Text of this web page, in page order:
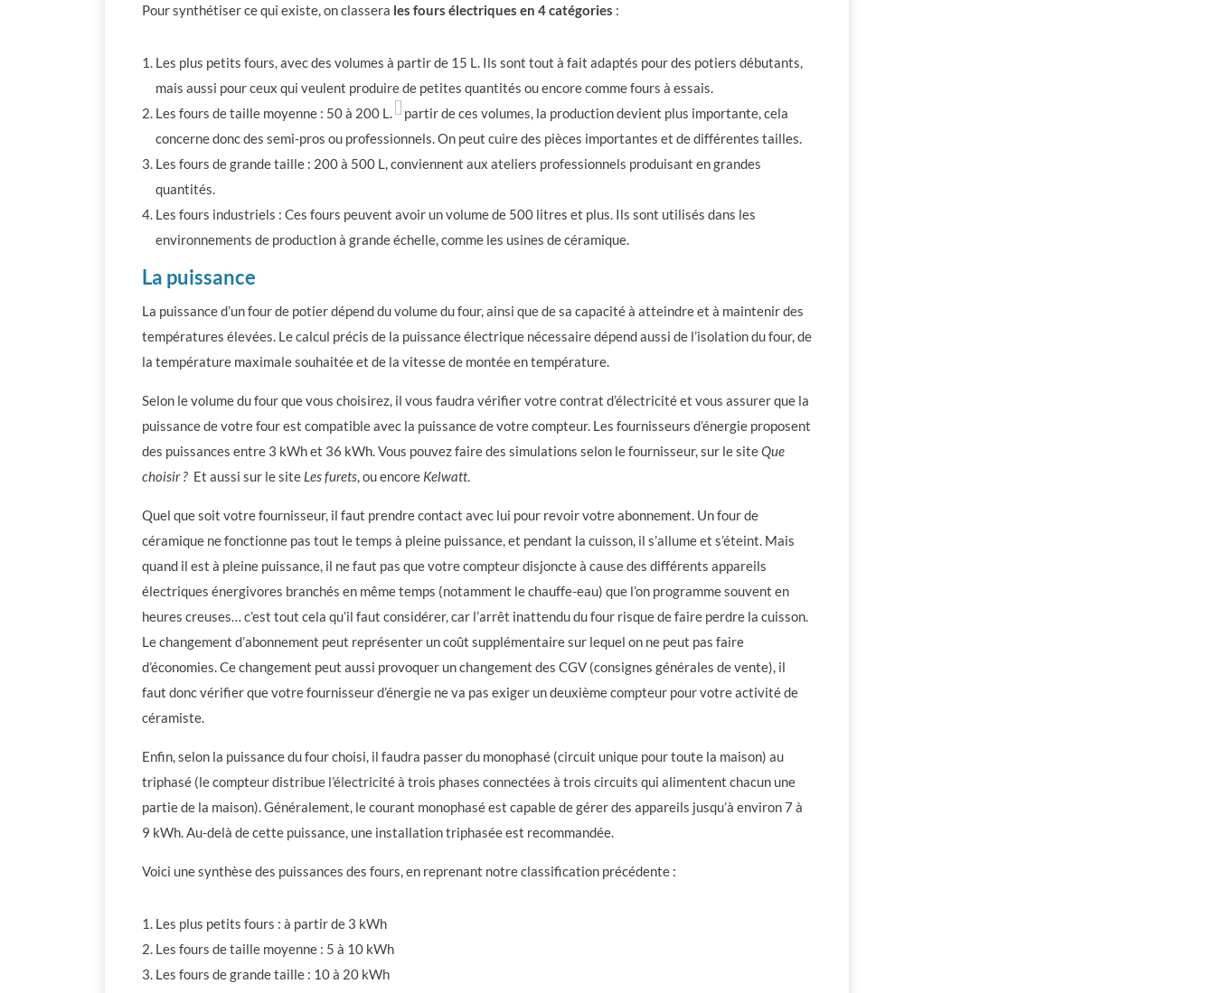
Pour synthétiser ce qui existe, on classera les fours électriques en 4 catégories :
Les plus petits fours, avec des volumes à partir de 15 L. Ils sont tout à fait adaptés pour des potiers débutants,
mais aussi pour ceux qui veulent produire de petites quantités ou encore comme fours à essais.
Les fours de taille moyenne : 50 à 200 L. partir de ces volumes, la production devient plus importante, cela
concerne donc des semi-pros ou professionnels. On peut cuire des pièces importantes et de différentes tailles.
Les fours de grande taille : 200 à 500 L, conviennent aux ateliers professionnels produisant en grandes
quantités.
Les fours industriels : Ces fours peuvent avoir un volume de 500 litres et plus. Ils sont utilisés dans les
environnements de production à grande échelle, comme les usines de céramique.
La puissance
La puissance d’un four de potier dépend du volume du four, ainsi que de sa capacité à atteindre et à maintenir des
températures élevées. Le calcul précis de la puissance électrique nécessaire dépend aussi de l’isolation du four, de
la température maximale souhaitée et de la vitesse de montée en température.
Selon le volume du four que vous choisirez, il vous faudra vérifier votre contrat d’électricité et vous assurer que la
puissance de votre four est compatible avec la puissance de votre compteur. Les fournisseurs d’énergie proposent
des puissances entre 3 kWh et 36 kWh. Vous pouvez faire des simulations selon le fournisseur, sur le siteQue
choisir ?Et aussi sur le site Les furets, ou encore Kelwatt.
Quel que soit votre fournisseur, il faut prendre contact avec lui pour revoir votre abonnement. Un four de
céramique ne fonctionne pas tout le temps à pleine puissance, et pendant la cuisson, il s’allume et s’éteint. Mais
quand il est à pleine puissance, il ne faut pas que votre compteur disjoncte à cause des différents appareils
électriques énergivores branchés en même temps (notamment le chauffe-eau) que l’on programme souvent en
heures creuses… c’est tout cela qu’il faut considérer, car l’arrêt inattendu du four risque de faire perdre la cuisson.
Le changement d’abonnement peut représenter un coût supplémentaire sur lequel on ne peut pas faire
d’économies. Ce changement peut aussi provoquer un changement des CGV (consignes générales de vente), il
faut donc vérifier que votre fournisseur d’énergie ne va pas exiger un deuxième compteur pour votre activité de
céramiste.
Enfin, selon la puissance du four choisi, il faudra passer du monophasé (circuit unique pour toute la maison) au
triphasé (le compteur distribue l’électricité à trois phases connectées à trois circuits qui alimentent chacun une
partie de la maison). Généralement, le courant monophasé est capable de gérer des appareils jusqu’à environ 7 à
9 kWh. Au-delà de cette puissance, une installation triphasée est recommandée.
Voici une synthèse des puissances des fours, en reprenant notre classification précédente :
Les plus petits fours : à partir de 3 kWh
Les fours de taille moyenne : 5 à 10 kWh
Les fours de grande taille : 10 à 20 kWh